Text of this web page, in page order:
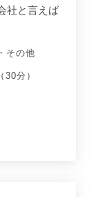
社と言えば
・ その他
分）